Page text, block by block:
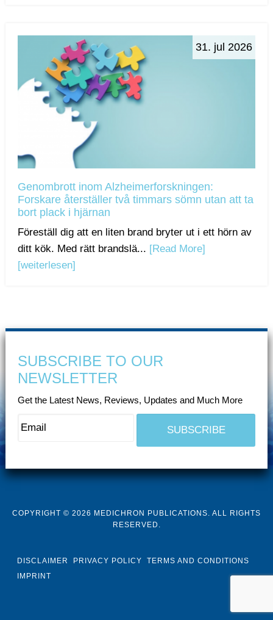
31. jul 2026
Genombrott inom Alzheimerforskningen:
Forskare återställer två timmars sömn utan att ta
bort plack i hjärnan
Föreställ dig att en liten brand bryter ut i ett hörn av
ditt kök. Med rätt brandslä... [Read More]
[weiterlesen]
SUBSCRIBE TO OUR
NEWSLETTER
Get the Latest News, Reviews, Updates and Much More
COPYRIGHT © 2026 MEDICHRON PUBLICATIONS. ALL RIGHTS
RESERVED.
DISCLAIMER PRIVACY POLICY
TERMS AND CONDITIONS
IMPRINT